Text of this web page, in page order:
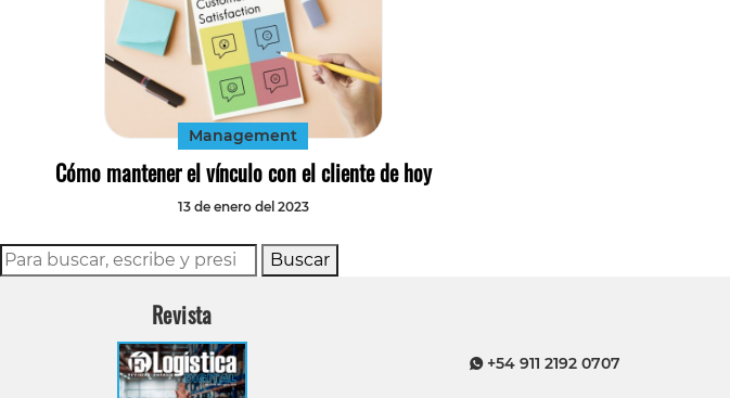
Management
Cómo mantener el vínculo con el cliente de hoy
13 de enero del 2023
Buscar
Revista
+54 911 2192 0707